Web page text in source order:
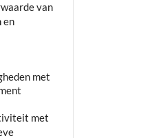
van
en
met
met